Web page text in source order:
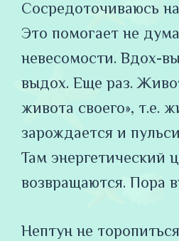
Сосредоточиваюсь
Это помогает не
невесомости. Вдох-
выдох. Еще раз.
живота своего», т.е.
зарождается и
Там энергетический
возвращаются. Пора
Нептун не